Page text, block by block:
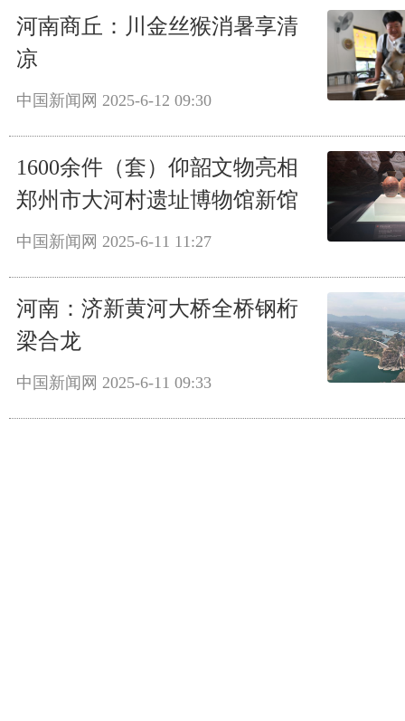
河南商丘：川金丝猴消暑享清
凉
中国新闻网 2025-6-12 09:30
1600余件（套）仰韶文物亮相
郑州市大河村遗址博物馆新馆
中国新闻网 2025-6-11 11:27
河南：济新黄河大桥全桥钢桁
梁合龙
中国新闻网 2025-6-11 09:33